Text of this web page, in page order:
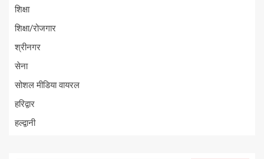
शिक्षा
शिक्षा/रोजगार
श्रीनगर
सेना
सोशल मीडिया वायरल
हरिद्वार
हल्द्वानी